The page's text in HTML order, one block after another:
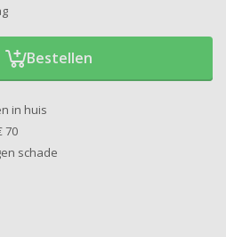
Bestellen
in huis
70
schade